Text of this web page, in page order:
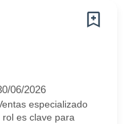
06/2026
especializado
es clave para